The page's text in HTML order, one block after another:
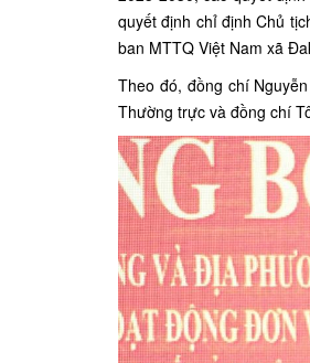
quyết định chỉ định Chủ
ban MTTQ Việt Nam xã
Theo đó, đồng chí
Thường trực và đồng chí